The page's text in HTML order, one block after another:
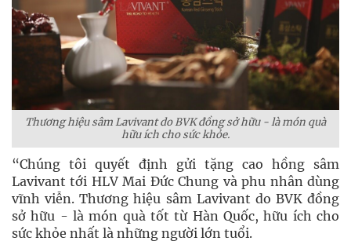
Thương hiệu sâm Lavivant do BVK đồng sở hữu - là món quà
hữu ích cho sức khỏe.
“Chúng tôi quyết định gửi tặng cao hồng sâm
Lavivant tới HLV Mai Đức Chung và phu nhân dùng
vĩnh viễn. Thương hiệu sâm Lavivant do BVK đồng
sở hữu - là món quà tốt từ Hàn Quốc, hữu ích cho
sức khỏe nhất là những người lớn tuổi.